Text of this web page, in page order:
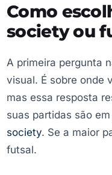
Como
society ou
A primeira pergunta
visual. É sobre onde
mas essa resposta
suas partidas são
society. Se a maior
futsal.